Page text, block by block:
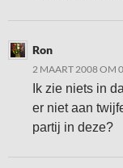
Ron
2 MAART 2008 OM
Ik zie niets in
er niet aan
partij in deze?